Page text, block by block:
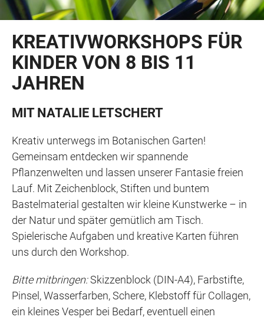
KREATIVWORKSHOPS FÜR
KINDER VON 8 BIS 11
JAHREN
MIT NATALIE LETSCHERT
Kreativ unterwegs im Botanischen Garten!
Gemeinsam entdecken wir spannende
Pflanzenwelten und lassen unserer Fantasie freien
Lauf. Mit Zeichenblock, Stiften und buntem
Bastelmaterial gestalten wir kleine Kunstwerke – in
der Natur und später gemütlich am Tisch.
Spielerische Aufgaben und kreative Karten führen
uns durch den Workshop.
Bitte mitbringen:Skizzenblock (DIN-A4), Farbstifte,
Pinsel, Wasserfarben, Schere, Klebstoff für Collagen,
ein kleines Vesper bei Bedarf, eventuell einen